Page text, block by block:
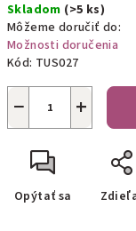
cena:
Skladom (>5 ks)
Môžeme doručiť do:
Možnosti doručenia
Kód: TUS027
+
−
Opýtať sa